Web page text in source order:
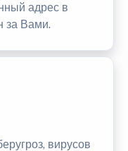
адрес в
за Вами.
вирусов